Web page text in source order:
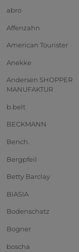
abro
Affenzahn
American Tourister
Anekke
Andersen SHOPPER
MANUFAKTUR
b.belt
BECKMANN
Bench.
Bergpfeil
Betty Barclay
BIASIA
Bodenschatz
Bogner
boscha